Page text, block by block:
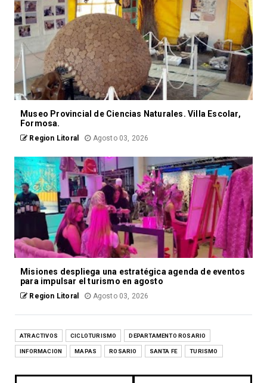
Museo Provincial de Ciencias Naturales. Villa Escolar,
Formosa.
Region Litoral Agosto 03, 2026
Misiones despliega una estratégica agenda de eventos
para impulsar el turismo en agosto
Region Litoral Agosto 03, 2026
ATRACTIVOS CICLOTURISMO DEPARTAMENTO ROSARIO
INFORMACION MAPAS ROSARIO SANTA FE TURISMO